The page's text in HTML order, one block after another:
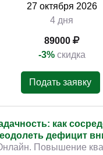
27 октября 2026
4 дня
89000
-3% скидка
Подать заявку
как
дефицит
Повышение